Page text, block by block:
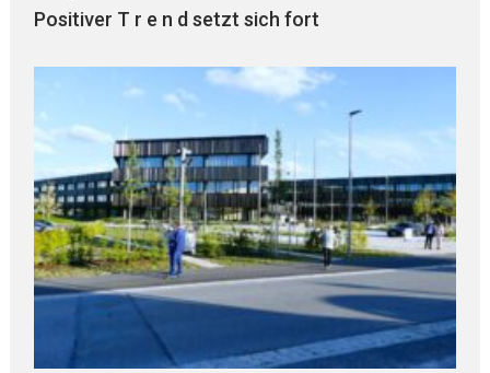
Positiver T r e n d setzt sich fort